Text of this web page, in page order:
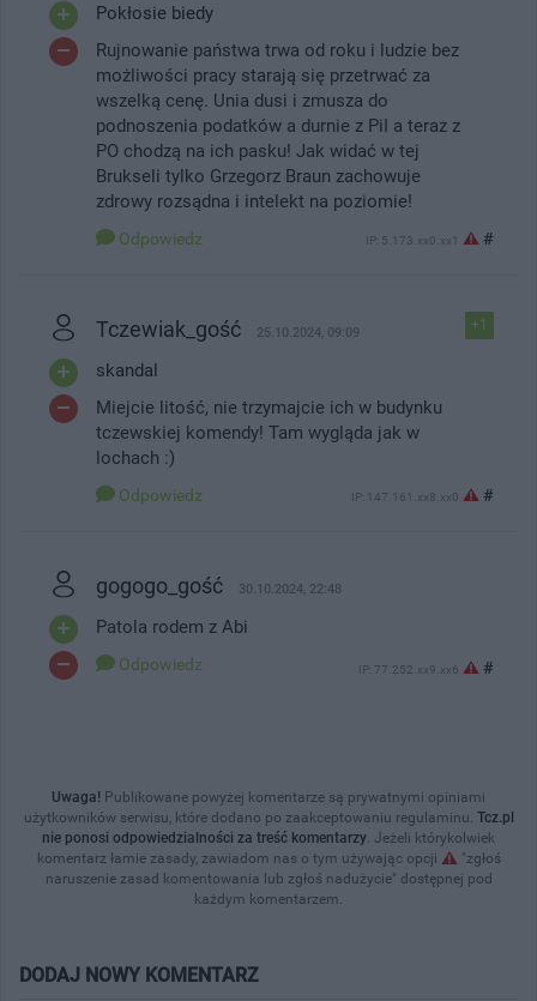
Pokłosie biedy
Rujnowanie państwa trwa od roku i ludzie bez
możliwości pracy starają się przetrwać za
wszelką cenę. Unia dusi i zmusza do
podnoszenia podatków a durnie z PiI a teraz z
PO chodzą na ich pasku! Jak widać w tej
Brukseli tylko Grzegorz Braun zachowuje
zdrowy rozsądna i intelekt na poziomie!
Odpowiedz IP: 5.173.xx0.xx1 #
+1
Tczewiak_gość 25.10.2024, 09:09
skandal
Miejcie litość, nie trzymajcie ich w budynku
tczewskiej komendy! Tam wygląda jak w
lochach :)
Odpowiedz IP: 147.161.xx8.xx0 #
gogogo_gość 30.10.2024, 22:48
Patola rodem z Abi
Odpowiedz IP: 77.252.xx9.xx6 #
Uwaga! Publikowane powyżej komentarze są prywatnymi opiniami
użytkowników serwisu, które dodano po zaakceptowaniu regulaminu. Tcz.pl
nie ponosi odpowiedzialności za treść komentarzy . Jeżeli którykolwiek
komentarz łamie zasady, zawiadom nas o tym używając opcji
"zgłoś
naruszenie zasad komentowania lub zgłoś nadużycie" dostępnej pod
każdym komentarzem.
DODAJ NOWY KOMENTARZ